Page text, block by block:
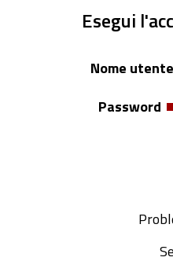
Esegui
Nome utente
Password